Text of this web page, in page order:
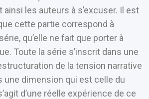
les auteurs à s’excuser. Il est
cette partie correspond à
qu’elle ne fait que porter à
Toute la série s’inscrit dans une
de la tension narrative
une dimension qui est celle du
d’une réelle expérience de ce